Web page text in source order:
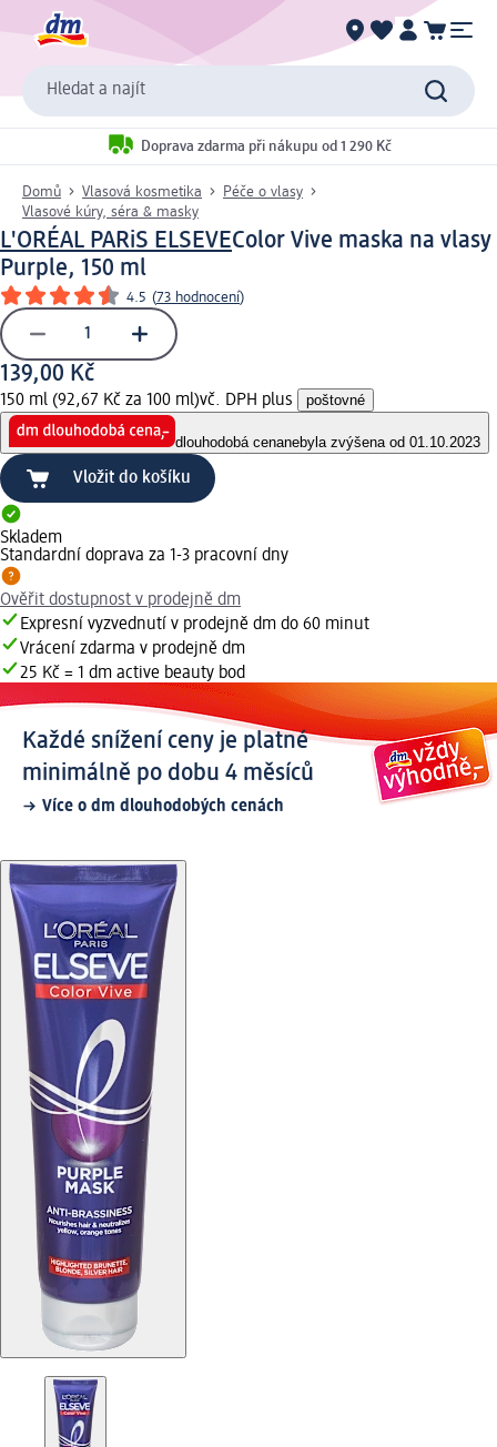
Hledat a najít
Doprava zdarma při nákupu od 1 290 Kč
Domů Vlasová kosmetika
Péče o vlasy
Vlasové kúry, séra & masky
L'ORÉAL PARiS ELSEVEColor Vive maska na vlasy
Purple, 150 ml
4.5 (73 hodnocení)
139,00 Kč
150 ml (92,67 Kč za 100 ml)vč. DPH plus poštovné
dlouhodobá cenanebyla zvýšena od 01.10.2023
Vložit do košíku
Skladem
Standardní doprava za 1-3 pracovní dny
Ověřit dostupnost v prodejně dm
Expresní vyzvednutí v prodejně dm do 60 minut
Vrácení zdarma v prodejně dm
25 Kč = 1 dm active beauty bod
Každé snížení ceny je platné
minimálně po dobu 4 měsíců
Více o dm dlouhodobých cenách